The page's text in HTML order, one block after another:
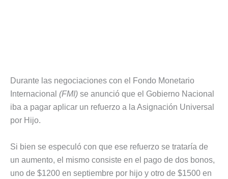
Durante las negociaciones con el Fondo Monetario
Internacional (FMI) se anunció que el Gobierno Nacional
iba a pagar aplicar un refuerzo a la Asignación Universal
por Hijo.
Si bien se especuló con que ese refuerzo se trataría de
un aumento, el mismo consiste en el pago de dos bonos,
uno de $1200 en septiembre por hijo y otro de $1500 en